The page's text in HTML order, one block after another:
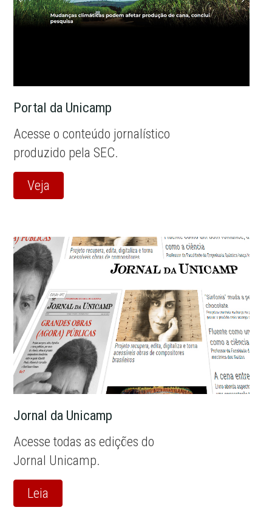
Portal da Unicamp
Acesse o conteúdo jornalístico
produzido pela SEC.
Veja
Jornal da Unicamp
Acesse todas as edições do
Jornal Unicamp.
Leia